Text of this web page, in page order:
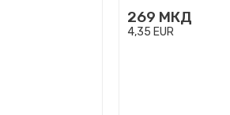
269 МКД
4,35 EUR